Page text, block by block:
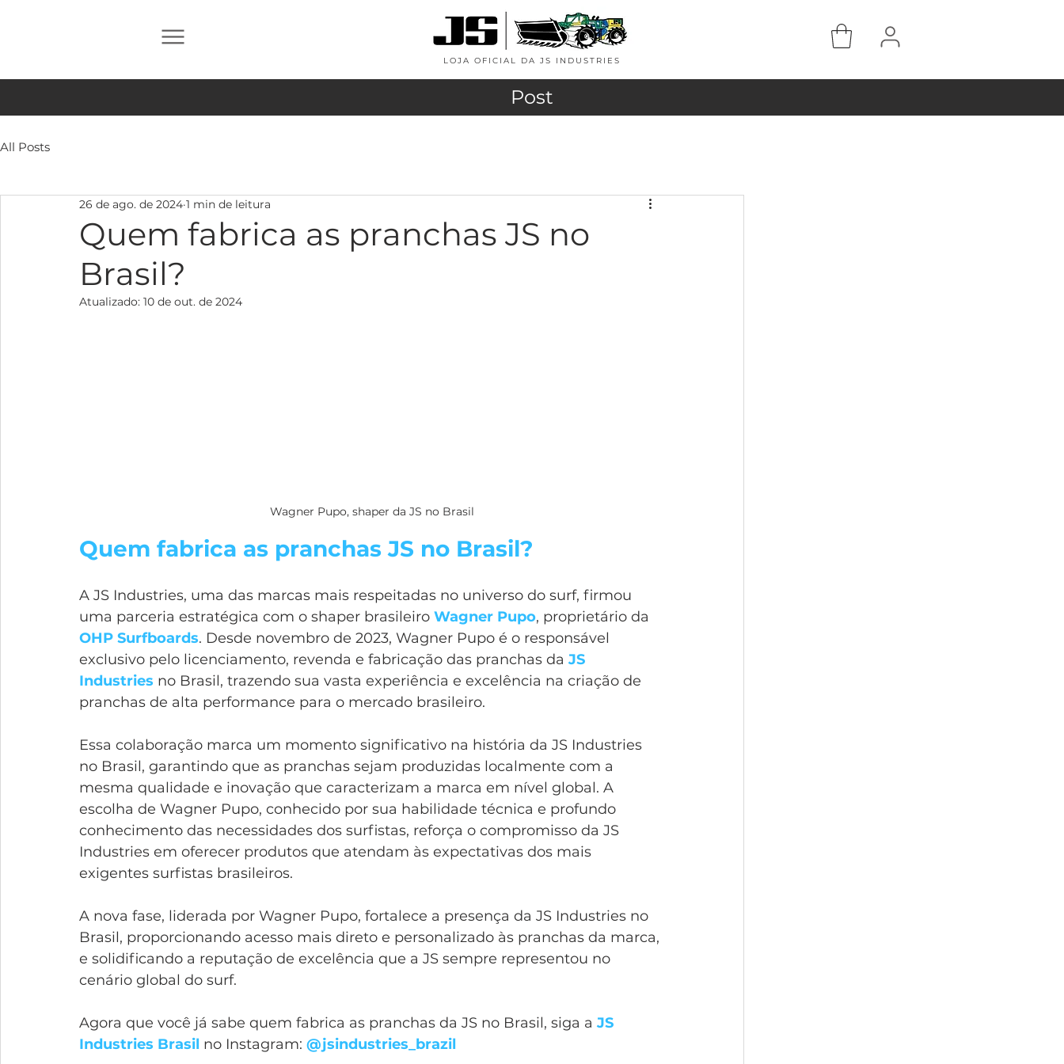
LOJA OFICIAL DA JS INDUSTRIES
Post
All Posts
Quem fabrica as pranchas JS no
Brasil?
26 de ago. de 2024 1 min de leitura
Atualizado: 10 de out. de 2024
Wagner Pupo, shaper da JS no Brasil
Quem fabrica as pranchas JS no Brasil?
A JS Industries, uma das marcas mais respeitadas no universo do surf, firmou
uma parceria estratégica com o shaper brasileiro Wagner Pupo, proprietário da
OHP Surfboards. Desde novembro de 2023, Wagner Pupo é o responsável
exclusivo pelo licenciamento, revenda e fabricação das pranchas da JS
Industries no Brasil, trazendo sua vasta experiência e excelência na criação de
pranchas de alta performance para o mercado brasileiro.
Essa colaboração marca um momento significativo na história da JS Industries
no Brasil, garantindo que as pranchas sejam produzidas localmente com a
mesma qualidade e inovação que caracterizam a marca em nível global. A
escolha de Wagner Pupo, conhecido por sua habilidade técnica e profundo
conhecimento das necessidades dos surfistas, reforça o compromisso da JS
Industries em oferecer produtos que atendam às expectativas dos mais
exigentes surfistas brasileiros.
A nova fase, liderada por Wagner Pupo, fortalece a presença da JS Industries no
Brasil, proporcionando acesso mais direto e personalizado às pranchas da marca,
e solidificando a reputação de excelência que a JS sempre representou no
cenário global do surf.
Agora que você já sabe quem fabrica as pranchas da JS no Brasil, siga a JS
Industries Brasil no Instagram: @jsindustries_brazil